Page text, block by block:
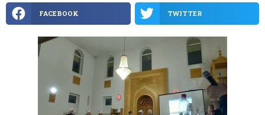
FACEBOOK TWITTER